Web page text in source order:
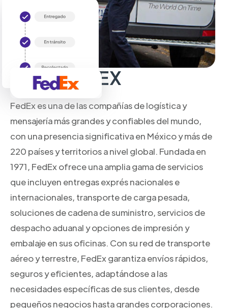
Sobre FedEX
FedEx es una de las compañías de logística y
mensajería más grandes y confiables del mundo,
con una presencia significativa en México y más de
220 países y territorios a nivel global. Fundada en
1971, FedEx ofrece una amplia gama de servicios
que incluyen entregas exprés nacionales e
internacionales, transporte de carga pesada,
soluciones de cadena de suministro, servicios de
despacho aduanal y opciones de impresión y
embalaje en sus oficinas. Con su red de transporte
aéreo y terrestre, FedEx garantiza envíos rápidos,
seguros y eficientes, adaptándose a las
necesidades específicas de sus clientes, desde
pequeños negocios hasta grandes corporaciones.